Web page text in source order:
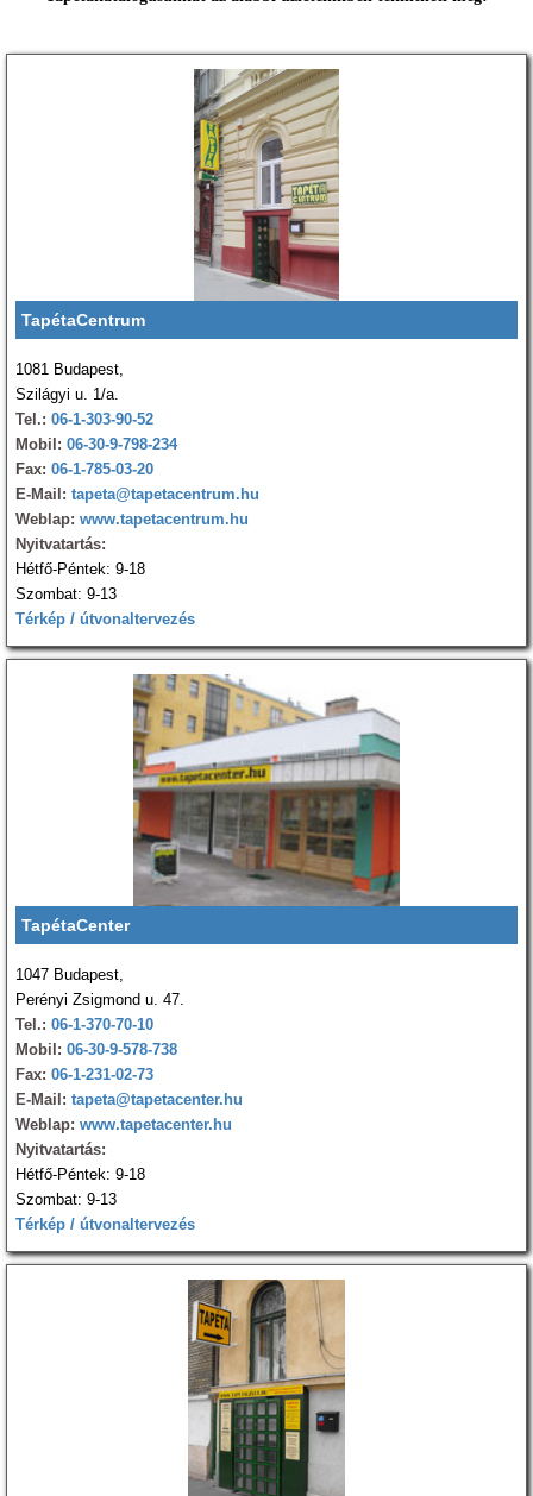
TapétaCentrum
1081 Budapest,
Szilágyi u. 1/a.
Tel.: 06-1-303-90-52
Mobil: 06-30-9-798-234
Fax: 06-1-785-03-20
E-Mail: tapeta@tapetacentrum.hu
Weblap: www.tapetacentrum.hu
Nyitvatartás:
Hétfő-Péntek: 9-18
Szombat: 9-13
Térkép / útvonaltervezés
TapétaCenter
1047 Budapest,
Perényi Zsigmond u. 47.
Tel.: 06-1-370-70-10
Mobil: 06-30-9-578-738
Fax: 06-1-231-02-73
E-Mail: tapeta@tapetacenter.hu
Weblap: www.tapetacenter.hu
Nyitvatartás:
Hétfő-Péntek: 9-18
Szombat: 9-13
Térkép / útvonaltervezés